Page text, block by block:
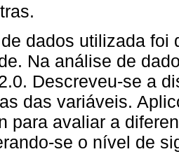
dados utilizada foi
Na análise de
Descreveu-se a
das variáveis.
para avaliar a
se o nível de